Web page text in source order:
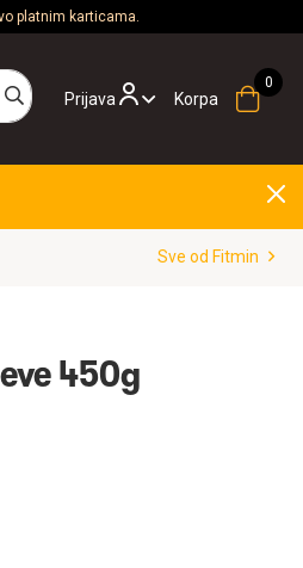
platnim karticama.
Prijava Korpa
Sve od Fitmin
450g